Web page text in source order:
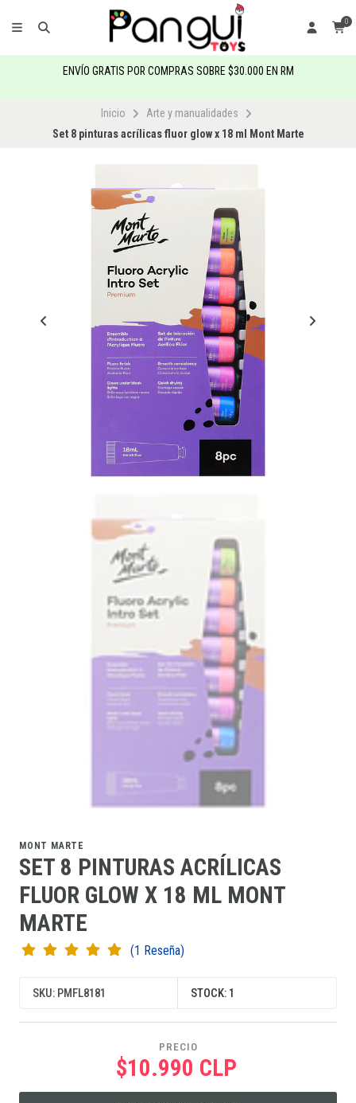
0
ENVÍO GRATIS POR COMPRAS SOBRE $30.000 EN RM
Inicio
Arte y manualidades
Set 8 pinturas acrílicas fluor glow x 18 ml Mont Marte
MONT MARTE
SET 8 PINTURAS ACRÍLICAS
FLUOR GLOW X 18 ML MONT
MARTE
(1 Reseña)
SKU: PMFL8181 STOCK: 1
PRECIO
$10.990 CLP